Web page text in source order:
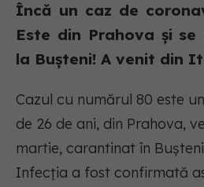
Încă un caz de
Este din Prahova și
la Bușteni! A venit din
Cazul cu numărul 80 este
de 26 de ani, din Prahova,
martie, carantinat în
Infecția a fost confirmată